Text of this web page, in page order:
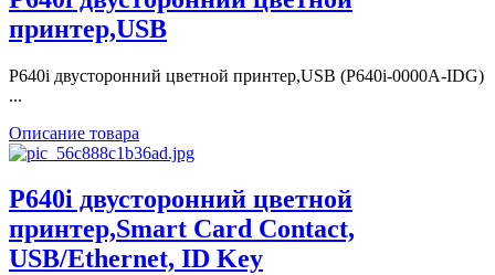
принтер,USB
P640i двусторонний цветной принтер,USB (P640i-0000A-IDG)
...
Описание товара
P640i двусторонний цветной
принтер,Smart Card Contact,
USB/Ethernet, ID Key